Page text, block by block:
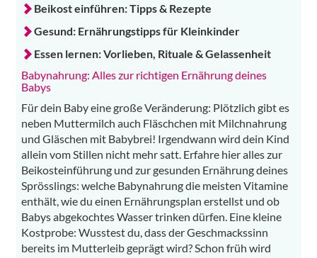
Beikost einführen: Tipps & Rezepte
Gesund: Ernährungstipps für Kleinkinder
Essen lernen: Vorlieben, Rituale & Gelassenheit
Babynahrung: Alles zur richtigen Ernährung deines
Babys
Für dein Baby eine große Veränderung: Plötzlich gibt es
neben Muttermilch auch Fläschchen mit Milchnahrung
und Gläschen mit Babybrei! Irgendwann wird dein Kind
allein vom Stillen nicht mehr satt. Erfahre hier alles zur
Beikosteinführung und zur gesunden Ernährung deines
Sprösslings: welche Babynahrung die meisten Vitamine
enthält, wie du einen Ernährungsplan erstellst und ob
Babys abgekochtes Wasser trinken dürfen. Eine kleine
Kostprobe: Wusstest du, dass der Geschmackssinn
bereits im Mutterleib geprägt wird? Schon früh wird